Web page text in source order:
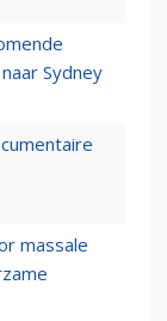
Sydney
massale